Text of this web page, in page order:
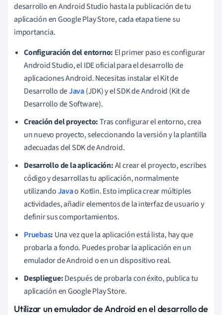
desarrollo en Android Studio hasta la publicación de tu
aplicación en Google Play Store, cada etapa tiene su
importancia.
Configuración del entorno: El primer paso es configurar
Android Studio, el IDE oficial para el desarrollo de
aplicaciones Android. Necesitas instalar el Kit de
Desarrollo deJava(JDK) y el SDK de Android (Kit de
Desarrollo de Software).
Creación del proyecto:Tras configurar el entorno, crea
un nuevo proyecto, seleccionando la versión y la plantilla
adecuadas del SDK de Android.
Desarrollo de la aplicación:Al crear el proyecto, escribes
código y desarrollas tu aplicación, normalmente
utilizandoJavao Kotlin. Esto implica crear múltiples
actividades, añadir elementos de la interfaz de usuario y
definir sus comportamientos.
Pruebas: Una vez que la aplicación está lista, hay que
probarla a fondo. Puedes probar la aplicación en un
emulador de Android o en un dispositivo real.
Despliegue:Después de probarla con éxito, publica tu
aplicación en Google Play Store.
Utilizar un emulador de Android en el desarrollo de